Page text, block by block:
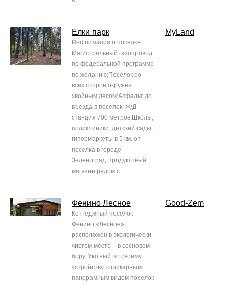
Елки парк
Информация о посёлке:
Магистральный газопровод
по федеральной программе
по желанию;Поселок со
всех сторон окружен
хвойным лесом;Асфальт до
въезда в поселок; Ж\Д
станция 700 метров;Школы,
поликлиники, детский сады,
гипермаркеты в 5 км. от
поселка в городе
Зеленоград;Продуктовый
магазин рядом с ...
MyLand
Фенино Лесное
Коттеджный поселок
Фенино «Лесное»
расположен в экологически-
чистом месте – в сосновом
бору. Уютный по своему
устройству, с шикарным
панорамным видом поселок
Good-Zem